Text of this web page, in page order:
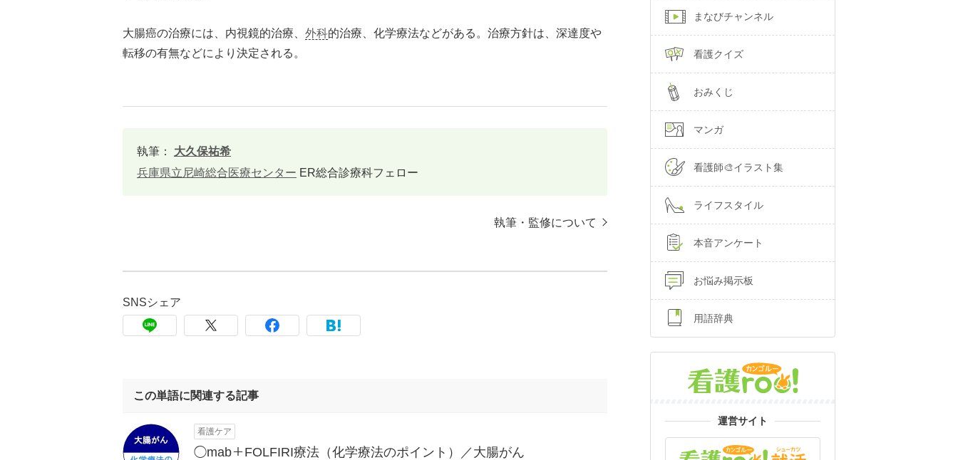
大腸癌の治療には、内視鏡的治療、 外科的治療、化学療法などがある。治療方針は、深達度や
転移の有無などにより決定される。
執筆：
大久保祐希
兵庫県立尼崎総合医療センター ER総合診療科フェロー
執筆・監修について
SNSシェア
この単語に関連する記事
看護ケア
◯mab＋FOLFIRI療法（化学療法のポイント）／大腸がん
まなびチャンネル
看護クイズ
おみくじ
マンガ
看護師🎨イラスト集
ライフスタイル
本音アンケート
お悩み掲示板
用語辞典
運営サイト